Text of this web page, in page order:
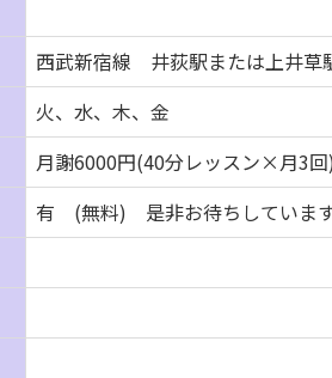
西武新宿線 井荻駅または上井草
火、水、木、金
月謝6000円(40分レッスン×月3
有 (無料) 是非お待ちしていま